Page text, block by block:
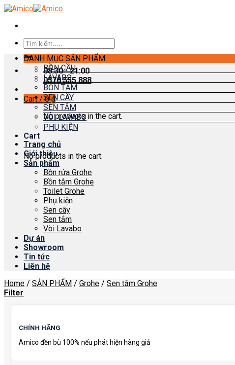
Skip
content
Search
for:
08:30 - 21:00
0376 555 888
Cart /0₫
No products in the cart.
Cart
No products in the cart.
DANH MỤC SẢN PHẨM
BỒN CẦU
LAVABO
BỒN TẮM
SEN CÂY
SEN TẮM
VÒI LAVABO
PHỤ KIỆN
Trang chủ
Giới thiệu
Sản phẩm
Bồn rửa Grohe
Bồn tắm Grohe
Toilet Grohe
Phụ kiện
Sen cây
Sen tắm
Vòi Lavabo
Dự án
Showroom
Tin tức
Liên hệ
Home / SẢN PHẨM / Grohe / Sen tắm Grohe
Filter
CHÍNH HÃNG
Amico đền bù 100% nếu phát hiện hàng giả